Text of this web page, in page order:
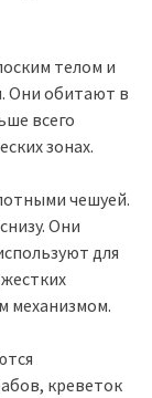
телом и
Они обитают в
всего
зонах.
чешуей.
Они
для
механизмом.
креветок